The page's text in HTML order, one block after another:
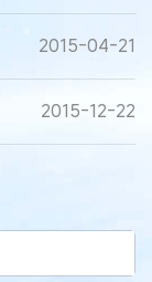
2015-04-21
2015-12-22